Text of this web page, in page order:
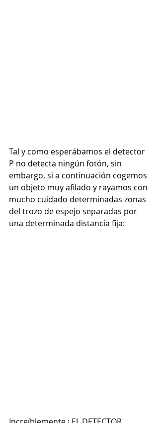
Tal y como esperábamos el detector
P no detecta ningún fotón, sin
embargo, si a continuación cogemos
un objeto muy afilado y rayamos con
mucho cuidado determinadas zonas
del trozo de espejo separadas por
una determinada distancia fija: